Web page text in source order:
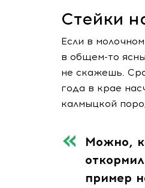
Стейки
Если в
в общем-то
не скажешь.
года в крае
калмыцкой
Можно,
пример